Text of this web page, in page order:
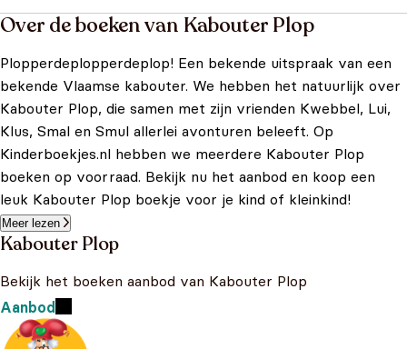
Over de boeken van Kabouter Plop
Plopperdeplopperdeplop! Een bekende uitspraak van een
bekende Vlaamse kabouter. We hebben het natuurlijk over
Kabouter Plop, die samen met zijn vrienden Kwebbel, Lui,
Klus, Smal en Smul allerlei avonturen beleeft. Op
Kinderboekjes.nl hebben we meerdere Kabouter Plop
boeken op voorraad. Bekijk nu het aanbod en koop een
leuk Kabouter Plop boekje voor je kind of kleinkind!
Meer lezen
Kabouter Plop
Bekijk het boeken aanbod van Kabouter Plop
Aanbod